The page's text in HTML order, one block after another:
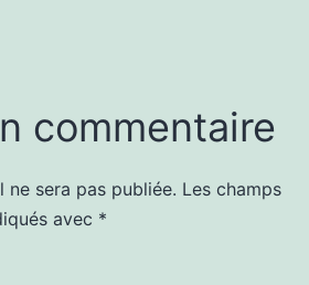
commentaire
ne sera pas publiée. Les champs
avec *